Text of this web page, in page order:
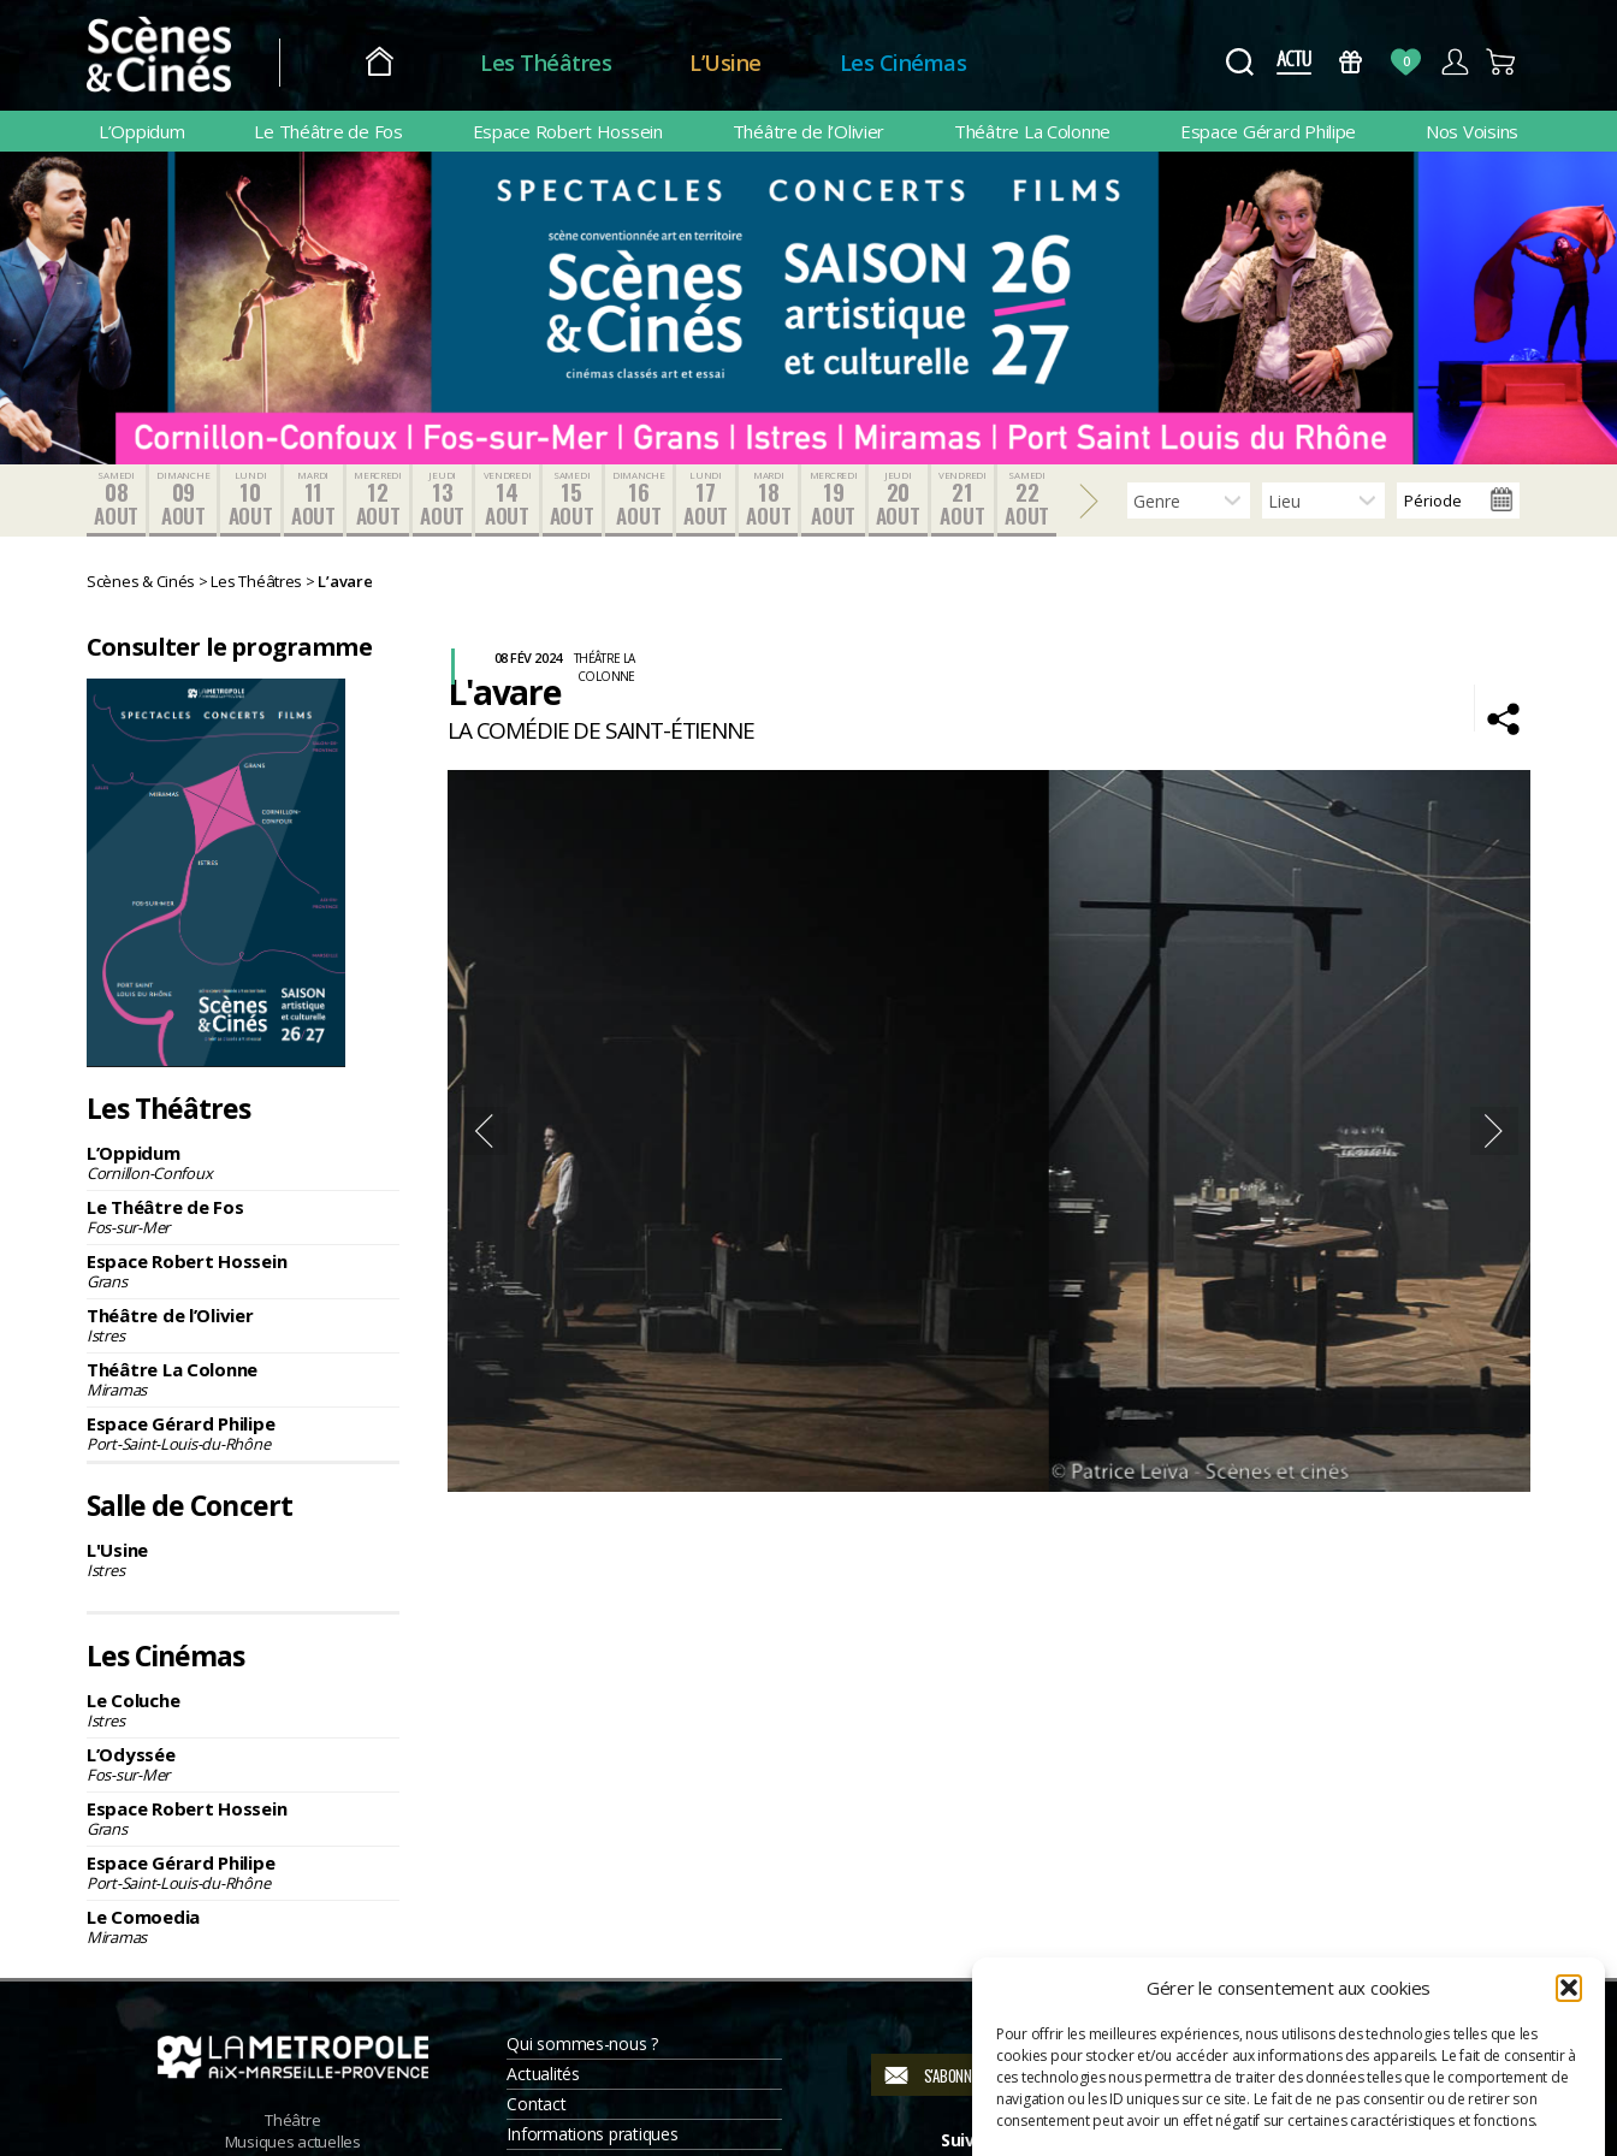
Gérer le consentement aux cookies
Pour offrir les meilleures expériences, nous utilisons des technologies telles que les
cookies pour stocker et/ou accéder aux informations des appareils. Le fait de consentir à
ces technologies nous permettra de traiter des données telles que le comportement de
navigation ou les ID uniques sur ce site. Le fait de ne pas consentir ou de retirer son
consentement peut avoir un effet négatif sur certaines caractéristiques et fonctions.
Scènes
&
Cinés
Les Théâtres L’Usine Les Cinémas 0
L’Oppidum Le Théâtre de Fos Espace Robert Hossein Théâtre de l’Olivier Théâtre La Colonne Espace Gérard Philipe Nos Voisins
SAMEDI
08
AOUT
DIMANCHE
09
AOUT
LUNDI
10
AOUT
MARDI
11
AOUT
MERCREDI
12
AOUT
JEUDI
13
AOUT
VENDREDI
14
AOUT
SAMEDI
15
AOUT
DIMANCHE
16
AOUT
LUNDI
17
AOUT
MARDI
18
AOUT
MERCREDI
19
AOUT
JEUDI
20
AOUT
VENDREDI
21
AOUT
SAMEDI
22
AOUT
Scènes & Cinés >Les Théâtres > L’avare
Consulter le programme
Les Théâtres
L’Oppidum
Cornillon-Confoux
Le Théâtre de Fos
Fos-sur-Mer
Espace Robert Hossein
Grans
Théâtre de l’Olivier
Istres
Théâtre La Colonne
Miramas
Espace Gérard Philipe
Port-Saint-Louis-du-Rhône
Salle de Concert
L'Usine
Istres
Les Cinémas
Le Coluche
Istres
L’Odyssée
Fos-sur-Mer
Espace Robert Hossein
Grans
Espace Gérard Philipe
Port-Saint-Louis-du-Rhône
Le Comoedia
Miramas
L'avare
08 FÉV 2024
THÉÂTRE LA
COLONNE
LA COMÉDIE DE SAINT-ÉTIENNE
Théâtre
Musiques actuelles
Qui sommes-nous ?
Actualités
Contact
Informations pratiques
S'ABONNER À LA NEWSLETTER
Suivez-nous